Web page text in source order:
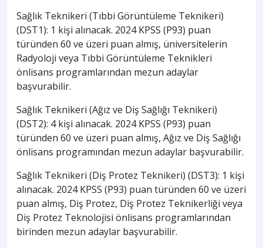
Sağlık Teknikeri (Tıbbi Görüntüleme Teknikeri)
(DST1): 1 kişi alınacak. 2024 KPSS (P93) puan
türünden 60 ve üzeri puan almış, üniversitelerin
Radyoloji veya Tıbbi Görüntüleme Teknikleri
önlisans programlarından mezun adaylar
başvurabilir.
Sağlık Teknikeri (Ağız ve Diş Sağlığı Teknikeri)
(DST2): 4 kişi alınacak. 2024 KPSS (P93) puan
türünden 60 ve üzeri puan almış, Ağız ve Diş Sağlığı
önlisans programından mezun adaylar başvurabilir.
Sağlık Teknikeri (Diş Protez Teknikeri) (DST3): 1 kişi
alınacak. 2024 KPSS (P93) puan türünden 60 ve üzeri
puan almış, Diş Protez, Diş Protez Teknikerliği veya
Diş Protez Teknolojisi önlisans programlarından
birinden mezun adaylar başvurabilir.